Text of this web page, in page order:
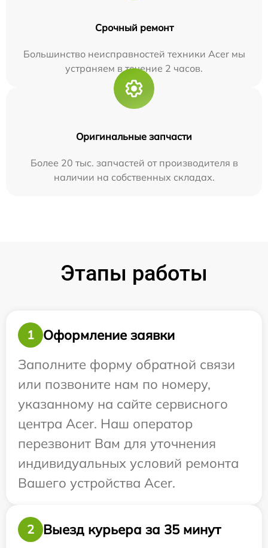
Срочный ремонт
Большинство неисправностей техники Acer мы
устраняем в течение 2 часов.
Оригинальные запчасти
Более 20 тыс. запчастей от производителя в
наличии на собственных складах.
Этапы работы
1
Оформление заявки
Заполните форму обратной связи
или позвоните нам по номеру,
указанному на сайте сервисного
центра Acer. Наш оператор
перезвонит Вам для уточнения
индивидуальных условий ремонта
Вашего устройства Acer.
2 Выезд курьера за 35 минут